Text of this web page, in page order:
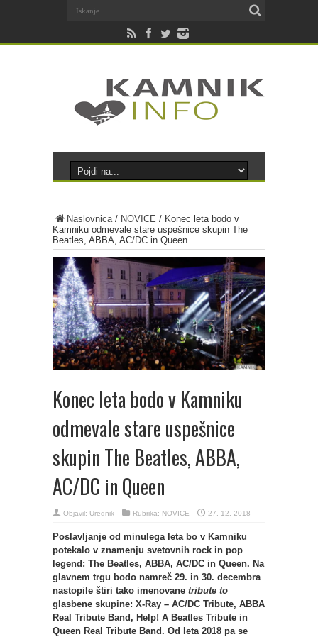
Naslovnica/ NOVICE / Konec leta bodo v
Kamniku odmevale stare uspešnice skupin The
Beatles, ABBA, AC/DC in Queen
Konec leta bodo v Kamniku
odmevale stare uspešnice
skupin The Beatles, ABBA,
AC/DC in Queen
Objavil: Urednik Rubrika: NOVICE 27. 12. 2018
Poslavljanje od minulega leta bo v Kamniku
potekalo v znamenju svetovnih rock in pop
legend: The Beatles, ABBA, AC/DC in Queen. Na
glavnem trgu bodo namreč 29. in 30. decembra
nastopile štiri tako imenovane tribute to
glasbene skupine: X-Ray – AC/DC Tribute, ABBA
Real Tribute Band, Help! A Beatles Tribute in
Queen Real Tribute Band. Od leta 2018 pa se